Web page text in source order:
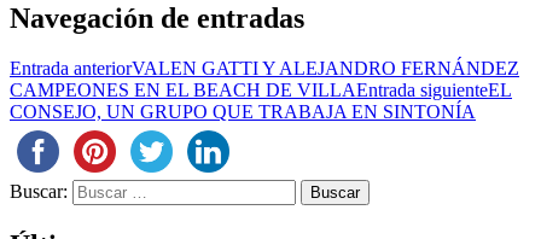
Navegación de entradas
Entrada anteriorVALEN GATTI Y ALEJANDRO FERNÁNDEZ
CAMPEONES EN EL BEACH DE VILLAEntrada siguienteEL
CONSEJO, UN GRUPO QUE TRABAJA EN SINTONÍA
Buscar: